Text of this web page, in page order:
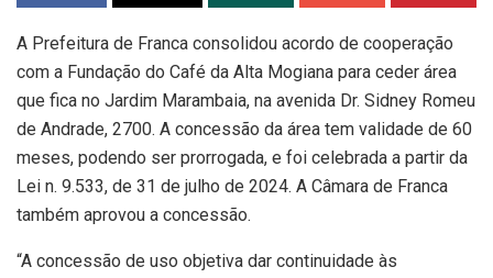
A Prefeitura de Franca consolidou acordo de cooperação
com a Fundação do Café da Alta Mogiana para ceder área
que fica no Jardim Marambaia, na avenida Dr. Sidney Romeu
de Andrade, 2700. A concessão da área tem validade de 60
meses, podendo ser prorrogada, e foi celebrada a partir da
Lei n. 9.533, de 31 de julho de 2024. A Câmara de Franca
também aprovou a concessão.
“A concessão de uso objetiva dar continuidade às